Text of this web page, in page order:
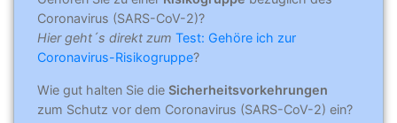
Coronavirus (SARS-CoV-2)?
Hier geht´s direkt zum Test: Gehöre ich zur
Coronavirus-Risikogruppe?
Wie gut halten Sie die Sicherheitsvorkehrungen
zum Schutz vor dem Coronavirus (SARS-CoV-2) ein?